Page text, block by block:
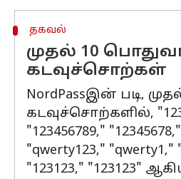
தகவல்
முதல் 10
கடவுச்சொற்கள்
NordPassஇன் படி,
கடவுச்சொற்களில்,
"123456789,"
"qwerty123," "qwerty1,"
"123123," "123123"